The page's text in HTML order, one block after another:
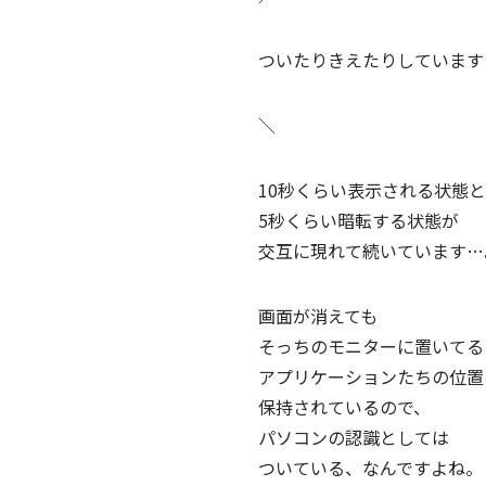
ついたりきえたりしています
＼
10秒くらい表示される状態と
5秒くらい暗転する状態が
交互に現れて続いています
画面が消えても
そっちのモニターに置いてる
アプリケーションたちの位
保持されているので、
パソコンの認識としては
ついている、なんですよね。